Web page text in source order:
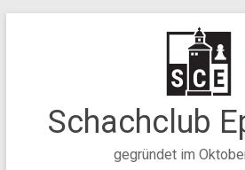
Schachclub
gegründet im